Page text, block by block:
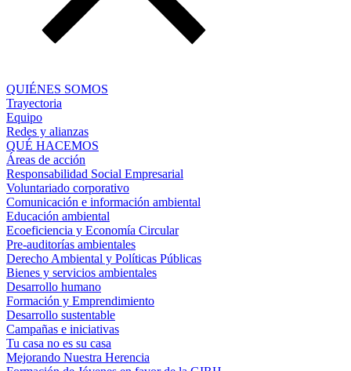
QUIÉNES SOMOS
Trayectoria
Equipo
Redes y alianzas
QUÉ HACEMOS
Áreas de acción
Responsabilidad Social Empresarial
Voluntariado corporativo
Comunicación e información ambiental
Educación ambiental
Ecoeficiencia y Economía Circular
Pre-auditorías ambientales
Derecho Ambiental y Políticas Públicas
Bienes y servicios ambientales
Desarrollo humano
Formación y Emprendimiento
Desarrollo sustentable
Campañas e iniciativas
Tu casa no es su casa
Mejorando Nuestra Herencia